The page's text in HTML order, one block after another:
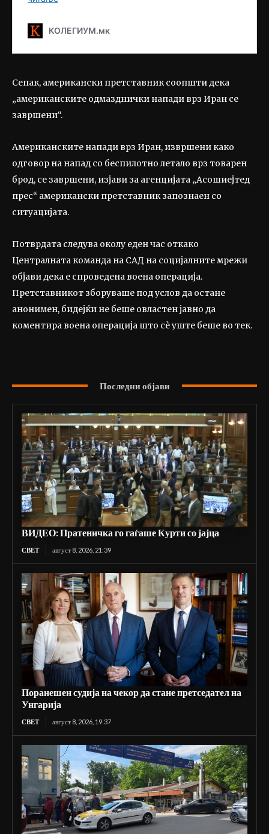
Сепак, американски претставник соопшти дека
„американските одмазднички напади врз Иран се
завршени“.
Американските напади врз Иран, извршени како
одговор на напад со беспилотно летало врз товарен
брод, се завршени, изјави за агенцијата „Асошиејтед
прес“ американски претставник запознаен со
ситуацијата.
Потврдата следува околу еден час откако
Централната команда на САД на социјалните мрежи
објави дека е спроведена воена операција.
Претставникот зборуваше под услов да остане
анонимен, бидејќи не беше овластен јавно да
коментира воена операција што сè уште беше во тек.
Последни објави
ВИДЕО: Пратеничка го гаѓаше Курти со јајца
СВЕТ август 8, 2026, 21:39
Поранешен судија на чекор да стане претседател на
Унгарија
СВЕТ август 8, 2026, 19:37